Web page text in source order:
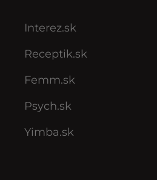
Interez.sk
Receptik.sk
Femm.sk
Psych.sk
Yimba.sk